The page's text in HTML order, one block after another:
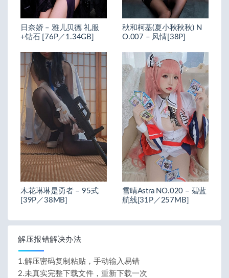
日奈娇 – 雅儿贝德 礼服
+钻石 [76P／1.34GB]
秋和柯基(夏小秋秋秋) N
O.007 – 风情[38P]
木花琳琳是勇者 – 95式
[39P／38MB]
雪晴Astra NO.020 – 碧蓝
航线[31P／257MB]
解压报错解决办法
1.解压密码复制粘贴，手动输入易错
2.未真实完整下载文件，重新下载一次